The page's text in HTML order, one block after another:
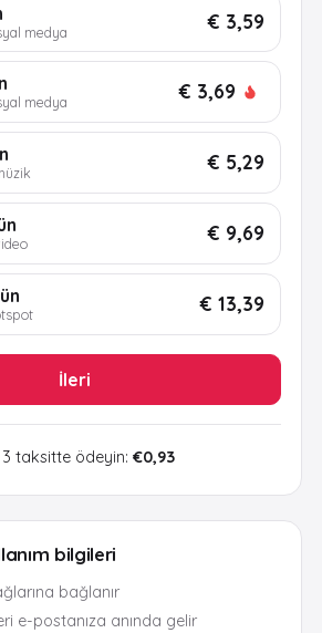
bilgileri
bağlanır
e-postanıza anında gelir
medya € 3,59
medya € 3,69
€ 5,29
€ 9,69
€ 13,39
İleri
taksitte ödeyin: €0,93